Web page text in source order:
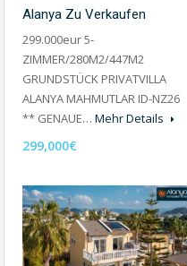
Alanya Zu Verkaufen
299.000eur 5-
ZIMMER/280M2/447M2
GRUNDSTÜCK PRIVATVILLA
ALANYA MAHMUTLAR ID-NZ26
** GENAUE… Mehr Details
299,000€